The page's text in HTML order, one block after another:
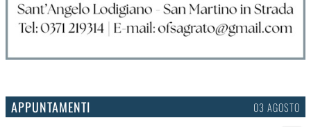
APPUNTAMENTI 03 AGOSTO